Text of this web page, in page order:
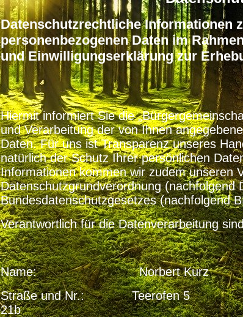
Datenschutzrechtliche Informationen
personenbezogenen Daten im
und Einwilligungserklärung zur
Hiermit informiert Sie die
und Verarbeitung der von Ihnen
Daten. Für uns ist Transparenz unseres
natürlich der Schutz Ihrer persönlichen
Informationen kommen wir zudem unseren
Datenschutzgrundverordnung (nachfolgend
Bundesdatenschutzgesetzes (nachfolgend
Verantwortlich für die Datenverarbeitung
Name:
Norbert
Straße und Nr.:
21b